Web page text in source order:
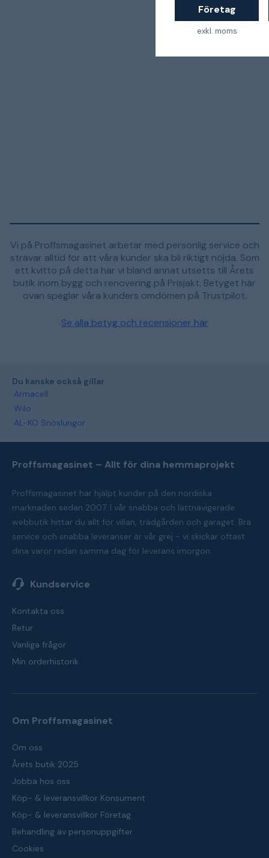
Företag
exkl. moms
Vi på Proffsmagasinet arbetar med personlig service och
strävar alltid för att våra kunder ska bli riktigt nöjda. Som
ett kvitto på detta har vi bland annat utsetts till Årets
butik inom bygg och renovering på Prisjakt. Betyget här
ovan speglar våra kunders omdömen på Trustpilot.
Se alla betyg och recensioner här
Du kanske också gillar
Armacell
Wilo
AL-KO Snöslungor
Proffsmagasinet – Allt för dina hemmaprojekt
Proffsmagasinet har hjälpt kunder på den nordiska
marknaden sedan 2007. I vår snabba och lättnavigerade
webbutik hittar du allt för villan, trädgården och garaget. Bra
service och snabba leveranser är vår grej - vi skickar oftast
dina varor redan samma dag för leverans imorgon.
Kundservice
Kontakta oss
Retur
Vanliga frågor
Min orderhistorik
Om Proffsmagasinet
Om oss
Årets butik 2025
Jobba hos oss
Köp- & leveransvillkor Konsument
Köp- & leveransvillkor Företag
Behandling av personuppgifter
Cookies